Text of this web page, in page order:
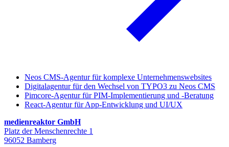
Neos CMS-Agentur für komplexe Unternehmenswebsites
Digitalagentur für den Wechsel von TYPO3 zu Neos CMS
Pimcore-Agentur für PIM-Implementierung und -Beratung
React-Agentur für App-Entwicklung und UI/UX
medienreaktor GmbH
Platz der Menschenrechte 1
96052 Bamberg